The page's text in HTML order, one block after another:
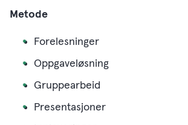
Metode
Forelesninger
Oppgaveløsning
Gruppearbeid
Presentasjoner